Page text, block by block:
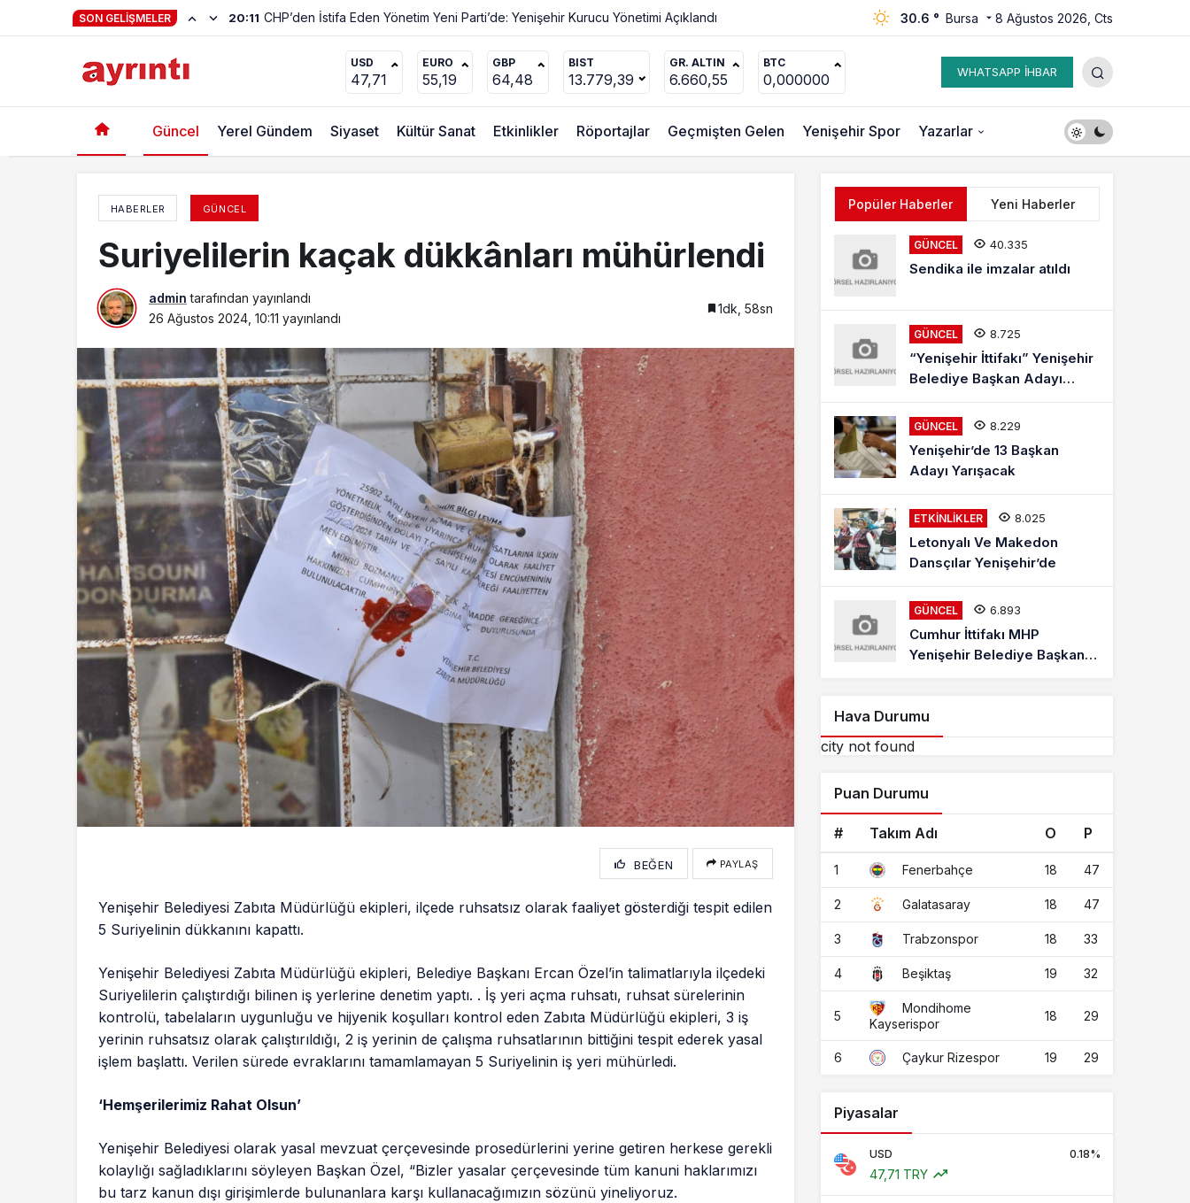
SON GELIŞMELER 23:01 Hayat Kendiliğinden Değişmez 30.6 ° Bursa 8 Ağustos 2026, Cts
USD
47,71
EURO
55,19
GBP
64,48
BIST
13.779,39
GR. ALTIN
6.660,55
BTC
0,000000 WHATSAPP İHBAR
Güncel Yerel Gündem Siyaset Kültür Sanat Etkinlikler Röportajlar Geçmişten Gelen Yenişehir Spor Yazarlar
HABERLER GÜNCEL
Suriyelilerin kaçak dükkânları mühürlendi
admin tarafından yayınlandı
26 Ağustos 2024, 10:11 yayınlandı
1dk, 58sn
BEĞEN PAYLAŞ
Yenişehir Belediyesi Zabıta Müdürlüğü ekipleri, ilçede ruhsatsız olarak faaliyet gösterdiği tespit edilen
5 Suriyelinin dükkanını kapattı.
Yenişehir Belediyesi Zabıta Müdürlüğü ekipleri, Belediye Başkanı Ercan Özel’in talimatlarıyla ilçedeki
Suriyelilerin çalıştırdığı bilinen iş yerlerine denetim yaptı. . İş yeri açma ruhsatı, ruhsat sürelerinin
kontrolü, tabelaların uygunluğu ve hijyenik koşulları kontrol eden Zabıta Müdürlüğü ekipleri, 3 iş
yerinin ruhsatsız olarak çalıştırıldığı, 2 iş yerinin de çalışma ruhsatlarının bittiğini tespit ederek yasal
işlem başlattı. Verilen sürede evraklarını tamamlamayan 5 Suriyelinin iş yeri mühürledi.
‘Hemşerilerimiz Rahat Olsun’
Yenişehir Belediyesi olarak yasal mevzuat çerçevesinde prosedürlerini yerine getiren herkese gerekli
kolaylığı sağladıklarını söyleyen Başkan Özel, “Bizler yasalar çerçevesinde tüm kanuni haklarımızı
bu tarz kanun dışı girişimlerde bulunanlara karşı kullanacağımızın sözünü yineliyoruz.
Popüler Haberler Yeni Haberler
GÜNCEL 40.335
Sendika ile imzalar atıldı
GÜNCEL 8.725
“Yenişehir İttifakı” Yenişehir
Belediye Başkan Adayı
Mehmet Kaya Röportajı
GÜNCEL 8.229
Yenişehir’de 13 Başkan
Adayı Yarışacak
ETKINLIKLER 8.025
Letonyalı Ve Makedon
Dansçılar Yenişehir’de
GÜNCEL 6.893
Cumhur İttifakı MHP
Yenişehir Belediye Başkan
Hava Durumu
city not found
Puan Durumu
# Takım Adı O P
1 Fenerbahçe 18 47
2 Galatasaray 18 47
3 Trabzonspor 18 33
4 Beşiktaş 19 32
5
Mondihome
Kayserispor
18 29
6 Çaykur Rizespor 19 29
Piyasalar
USD 0.18%
47,71 TRY
Yenişehir’de 380 çocuk yüzme öğrendi